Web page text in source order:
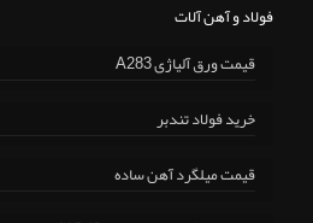
فولاد و آهن آلات
قیمت ورق آلیاژی A283
خرید فولاد تندبر
قیمت میلگرد آهن ساده